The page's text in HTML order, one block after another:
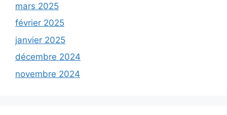
mars 2025
février 2025
janvier 2025
décembre 2024
novembre 2024